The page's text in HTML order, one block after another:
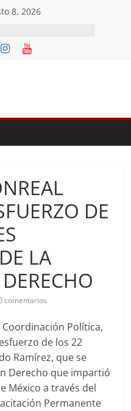
8, 2026
II Tomo del
DE
LA
comentarios
Política,
de los 22
Ramírez, que se
Derecho que impartió
México a través del
Permanente